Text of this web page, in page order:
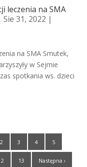
leczenia na SMA
Sie 31, 2022 |
na SMA Smutek,
w Sejmie
spotkania ws. dzieci
2 3 4 5
13 Następna ›